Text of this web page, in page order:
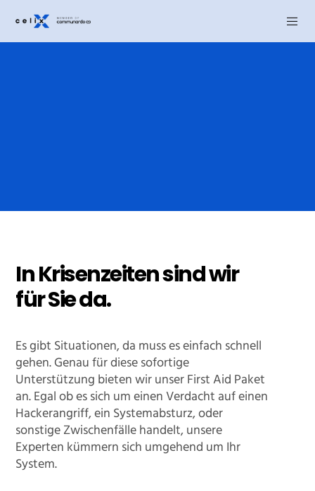
In Krisenzeiten sind wir
für Sie da.
Es gibt Situationen, da muss es einfach schnell
gehen. Genau für diese sofortige
Unterstützung bieten wir unser First Aid Paket
an. Egal ob es sich um einen Verdacht auf einen
Hackerangriff, ein Systemabsturz, oder
sonstige Zwischenfälle handelt, unsere
Experten kümmern sich umgehend um Ihr
System.